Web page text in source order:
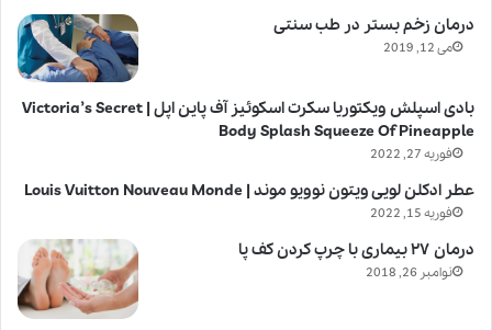
درمان زخم بستر در طب سنتی
می 12, 2019
بادی اسپلش ویکتوریا سکرت اسکوئیز آف پاین اپل | Victoria’s Secret
Body Splash Squeeze Of Pineapple
فوریه 27, 2022
عطر ادکلن لویی ویتون نوویو موند | Louis Vuitton Nouveau Monde
فوریه 15, 2022
درمان ۲۷ بیماری با چرپ کردن کف پا
نوامبر 26, 2018